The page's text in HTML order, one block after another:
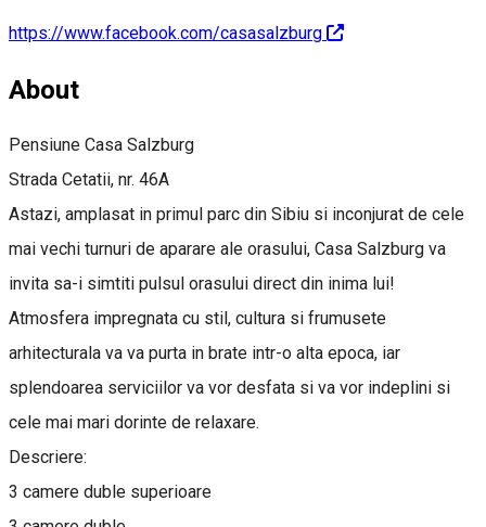
https://www.facebook.com/casasalzburg
About
Pensiune Casa Salzburg
Strada Cetatii, nr. 46A
Astazi, amplasat in primul parc din Sibiu si inconjurat de cele
mai vechi turnuri de aparare ale orasului, Casa Salzburg va
invita sa-i simtiti pulsul orasului direct din inima lui!
Atmosfera impregnata cu stil, cultura si frumusete
arhitecturala va va purta in brate intr-o alta epoca, iar
splendoarea serviciilor va vor desfata si va vor indeplini si
cele mai mari dorinte de relaxare.
Descriere:
3 camere duble superioare